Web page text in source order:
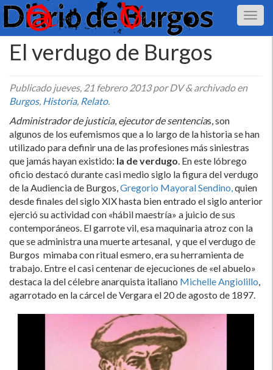
El verdugo de Burgos
Publicadojueves, 21 febrero 2013por DV&archivado en
Burgos, Historia, Relato.
Administrador de justicia, ejecutor de sentencias, son
algunos de los eufemismos que a lo largo de la historia se han
utilizado para definir una de las profesiones más siniestras
que jamás hayan existido: la de verdugo. En este lóbrego
oficio destacó durante casi medio siglo la figura del verdugo
de la Audiencia de Burgos,Gregorio Mayoral Sendino,quien
desde finales del siglo XIX hasta bien entrado el siglo anterior
ejerció su actividad con «hábil maestrí­a» a juicio de sus
contemporáneos. El garrote vil, esa maquinaria atroz con la
que se administra una muerte artesanal, y que el verdugo de
Burgos mimaba con ritual esmero, era su herramienta de
trabajo. Entre el casi centenar de ejecuciones de «el abuelo»
destaca la del célebre anarquista italiano Michelle Angiolillo,
agarrotado en la cárcel de Vergara el 20 de agosto de 1897.